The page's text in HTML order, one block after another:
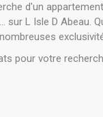
d'un
sur L Isle D
pour votre